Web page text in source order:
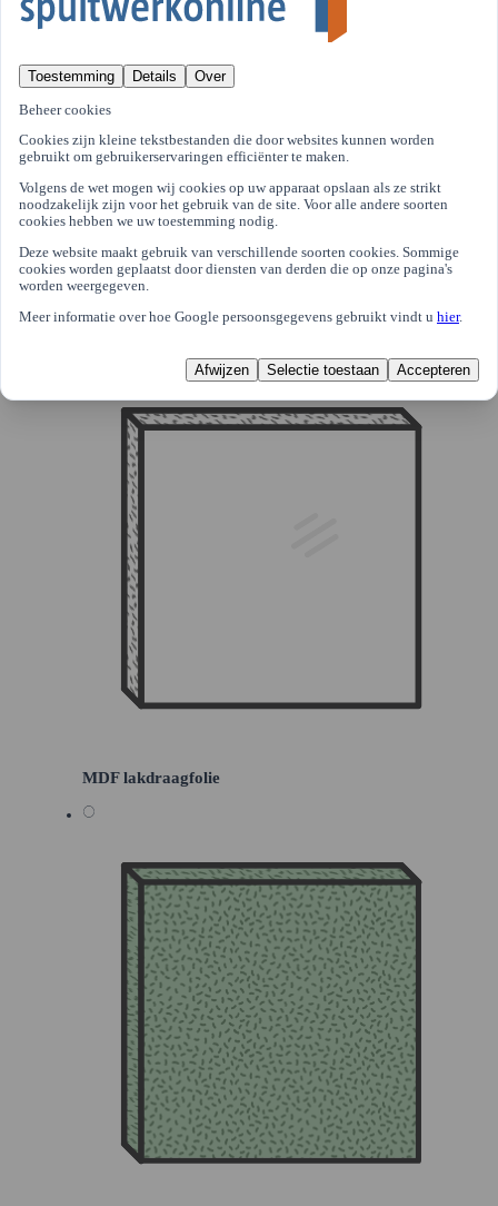
Verf/lak
MDF lakdraagfolie
Toestemming Details Over
Beheer cookies
Cookies zijn kleine tekstbestanden die door websites kunnen worden
gebruikt om gebruikerservaringen efficiënter te maken.
Volgens de wet mogen wij cookies op uw apparaat opslaan als ze strikt
noodzakelijk zijn voor het gebruik van de site. Voor alle andere soorten
cookies hebben we uw toestemming nodig.
Deze website maakt gebruik van verschillende soorten cookies. Sommige
cookies worden geplaatst door diensten van derden die op onze pagina's
worden weergegeven.
Meer informatie over hoe Google persoonsgegevens gebruikt vindt u hier.
Afwijzen Selectie toestaan Accepteren